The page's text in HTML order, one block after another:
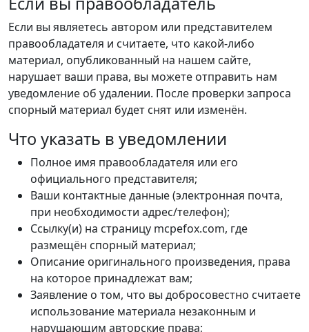
Если вы являетесь автором или представителем
правообладателя и считаете, что какой-либо
материал, опубликованный на нашем сайте,
нарушает ваши права, вы можете отправить нам
уведомление об удалении. После проверки запроса
спорный материал будет снят или изменён.
Что указать в уведомлении
Полное имя правообладателя или его
официального представителя;
Ваши контактные данные (электронная почта,
при необходимости адрес/телефон);
Ссылку(и) на страницу mcpefox.com, где
размещён спорный материал;
Описание оригинального произведения, права
на которое принадлежат вам;
Заявление о том, что вы добросовестно считаете
использование материала незаконным и
нарушающим авторские права;